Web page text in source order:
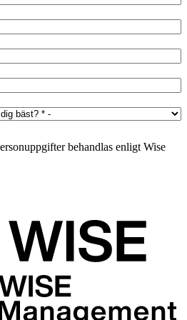
behandlas enligt Wise